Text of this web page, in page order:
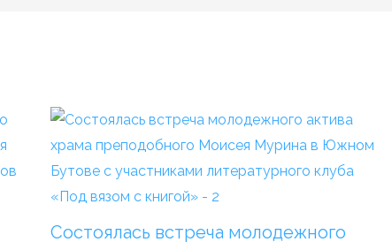
Cостоялась встреча молодежного